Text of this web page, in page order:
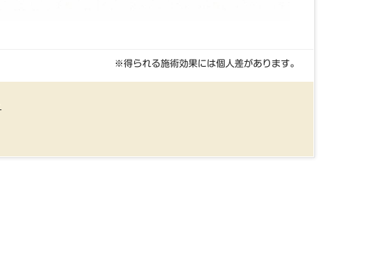
※得られる施術効果には個人差があります。